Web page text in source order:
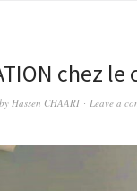
chez
by Hassen CHAARI Leave a